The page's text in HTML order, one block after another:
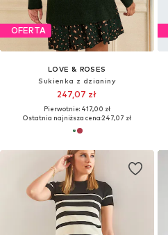
OFERTA
LOVE & ROSES
Sukienka z dzianiny
247,07 zł
Pierwotnie: 417,00 zł
Ostatnia najniższa cena:247,07 zł